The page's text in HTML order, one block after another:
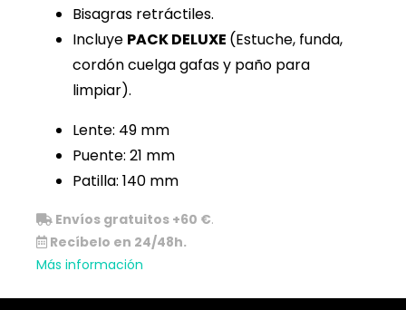
Bisagras retráctiles.
Incluye PACK DELUXE (Estuche, funda,
cordón cuelga gafas y paño para
limpiar).
Lente: 49 mm
Puente: 21 mm
Patilla: 140 mm
Envíos gratuitos +60 €.
Recíbelo en 24/48h.
Más información